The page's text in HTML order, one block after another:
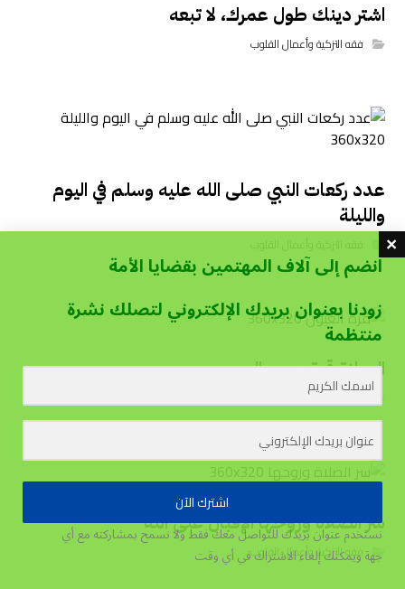
اشتر دينك طول عمرك، لا تبعه
فقه التزكية وأعمال القلوب
عدد ركعات النبي صلى الله عليه وسلم في اليوم
والليلة
الصلاة قرة عيون المحبين
فقه التزكية وأعمال القلوب
سر الصلاة وروحها الإقبال على الله
فقه التزكية وأعمال القلوب
انضم إلى آلاف المهتمين بقضايا الأمة
زودنا بعنوان بريدك الإلكتروني لتصلك نشرة
منتظمة
اشترك الآن
نستخدم عنوان بريدك للتواصل معك فقط ولا نسمح بمشاركته مع أي
جهةويمكنك إلغاء الاشتراك في أي وقت